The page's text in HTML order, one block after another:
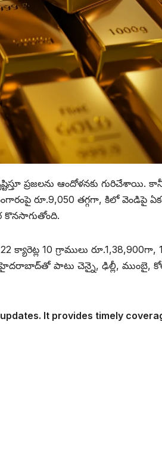
ప్రజలను ఆందోళనకు గురిచేశాయి.
రూ.9,050 తగ్గగా, కిలో వెండిపై
కొనసాగుతోంది.
క్యారెట్ల 10 గ్రాములు రూ.1,38,900గా,
హైదరాబాద్‌తో పాటు చెన్నై, ఢిల్లీ, ముంబై,
It provides timely